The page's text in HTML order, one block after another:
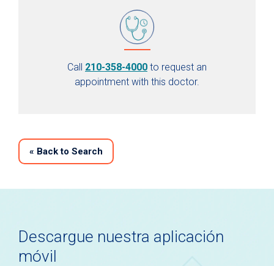
Call 210-358-4000 to request an
appointment with this doctor.
« Back to Search
Descargue nuestra aplicación
móvil